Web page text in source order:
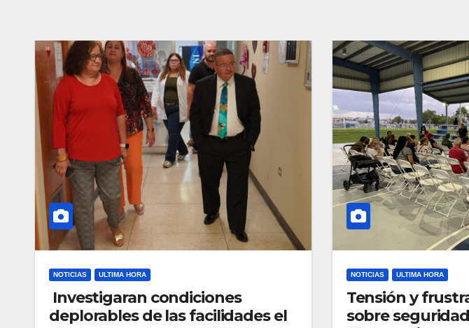
NOTICIAS ULTIMA HORA
Investigaran condiciones
deplorables de las facilidades el
NOTICIAS ULTIMA HORA
Tensión y
sobre